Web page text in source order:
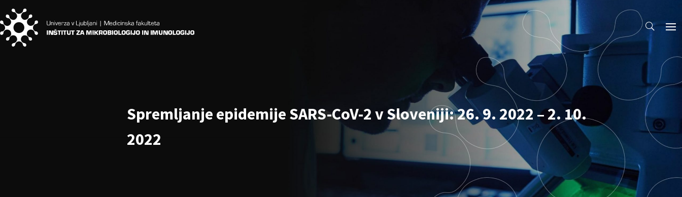
Spremljanje epidemije SARS-CoV-2 v Sloveniji: 26. 9. 2022 – 2. 10.
2022